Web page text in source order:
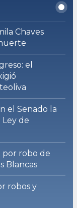
Chaves
el
el Senado la
de
por robo de
Blancas
robos y